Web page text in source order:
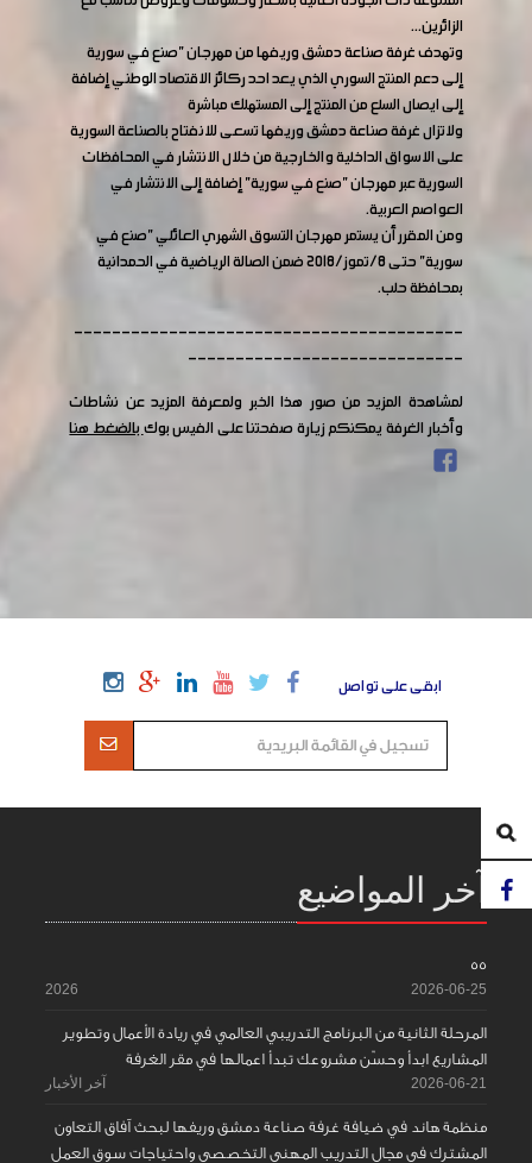
الزائرين...
وتهدف غرفة صناعة دمشق وريفها من مهرجان "صنع في سورية
إلى دعم المنتج السوري الذي يعد احد ركائز الاقتصاد الوطني إضافة
إلى ايصال السلع من المنتج إلى المستهلك مباشرة
ولاتزال غرفة صناعة دمشق وريفها تسعى للانفتاح بالصناعة السورية
على الاسواق الداخلية والخارجية من خلال الانتشار في المحافظات
السورية عبر مهرجان "صنع في سورية" إضافة إلى الانتشار في
العواصم العربية.
ومن المقرر أن يستمر مهرجان التسوق الشهري العائلي "صنع في
سورية" حتى 8/تموز/2018 ضمن الصالة الرياضية في الحمدانية
بمحافظة حلب.
-----------------------------------------
-----------------------------
لمشاهدة المزيد من صور هذا الخبر ولمعرفة المزيد عن نشاطات
وأخبار الغرفة يمكنكم زيارة صفحتنا على الفيس بوكبالضغط هنا
ابقى على تواصل
آخر المواضيع
55
2026-06-25
2026
المرحلة الثانية من البرنامج التدريبي العالمي في ريادة الأعمال وتطوير
المشاريع ابدأ وحسّن مشروعك تبدأ اعمالها في مقر الغرفة
2026-06-21 آخر الأخبار
منظمة هاند في ضيافة غرفة صناعة دمشق وريفها لبحث آفاق التعاون
المشترك في مجال التدريب المهني التخصصي واحتياجات سوق العمل